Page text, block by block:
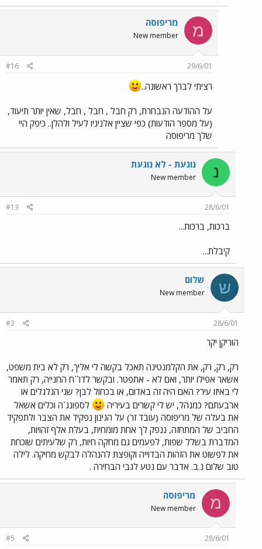
מ מריפוסה
New member
29/6/01
#16
רציתי לברך ראשונה..
על ההודעה הנבחרת, רק חבל , חבל , חבל, שאין יותר תיעוד,
(על מספר הודעות) כפי שציין אלניניו לעיל ולהלן.. כיפק היי
שלך מריפוסה
נ נוגעת - לא נוגעת
New member
28/6/01
#13
ברכות, ברכות...
קיבלת...
ש שלום
New member
28/6/01
#3
הוריקן יקר
רק, רק, רק, את הקלמנטינה תאכל בקשה לי אליך, רק לא בית משפט,
אשאר אפילו יותר, ואם לא - אתפטר. ובקשר לדו``ח החנייה, רק תאמר
לי באיזו עיר? האם היה זה באדום, או בכחול לבן? שני הגלגלים או
ארבעתם? כמנהל, יש לי קשרים בעיריה
לספונג`ה וכלים אשאל
את בעלה של מריפוסה (עובד זר) על הגינון נפקיד את הצבר ולתפקיד
החביב של המתחזה, ננפק לך אחת מומחית, בעלת אלף זהויות,
המדברת בשלל שפות, לפעמים גם מחקה חיות, רק שלעיתים שוכחת
את לפשוט את הזהות הבדוייה וקופצת להנהלה לבקש מחיקה. לילה
טוב שלום נ.ב. אדבר עם נטע לגבי הבחירה .
מ מריפוסה
New member
28/6/01
#5